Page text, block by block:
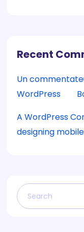
Recent
Un
WordPress
A WordPress
designing